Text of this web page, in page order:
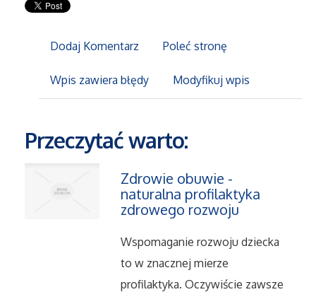
Narzędzia
Przeprowadzki
Transport
Wynajem
Dodaj Komentarz Poleć stronę
Wpis zawiera błędy Modyfikuj wpis
Przeczytać warto:
Zdrowie obuwie -
naturalna profilaktyka
zdrowego rozwoju
Wspomaganie rozwoju dziecka
to w znacznej mierze
profilaktyka. Oczywiście zawsze